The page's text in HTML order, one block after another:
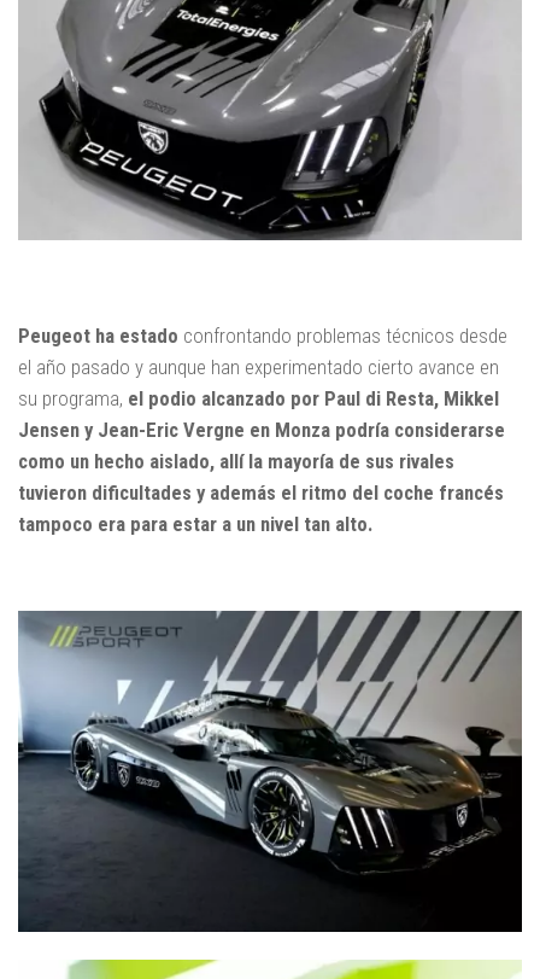
Peugeot ha estado confrontando problemas técnicos desde
el año pasado y aunque han experimentado cierto avance en
su programa, el podio alcanzado por Paul di Resta, Mikkel
Jensen y Jean-Eric Vergne en Monza podría considerarse
como un hecho aislado, allí la mayoría de sus rivales
tuvieron dificultades y además el ritmo del coche francés
tampoco era para estar a un nivel tan alto.